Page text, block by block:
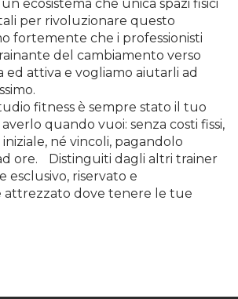
ecosistema che unica spazi fisici
per rivoluzionare questo
fortemente che i professionisti
del cambiamento verso
ed attiva e vogliamo aiutarli ad
fitness è sempre stato il tuo
quando vuoi: senza costi fissi,
né vincoli, pagandolo
ore. Distinguiti dagli altri trainer
esclusivo, riservato e
dove tenere le tue